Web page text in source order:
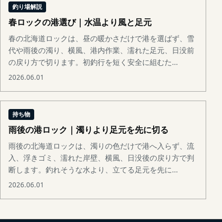
釣り場解説
春ロックの港選び｜水温より風と足元
春の北海道ロックは、昼の暖かさだけで港を選ばず、雪
代や雨後の濁り、横風、港内作業、濡れた足元、日没前
の戻り方で切ります。初釣行を短く安全に組むた...
2026.06.01
持ち物
雨後の港ロック｜濁りより足元を先に切る
雨後の北海道ロックは、濁りの色だけで港へ入らず、流
入、浮きゴミ、濡れた岸壁、横風、日没後の戻り方で判
断します。釣れそうな水より、立てる足元を先に...
2026.06.01